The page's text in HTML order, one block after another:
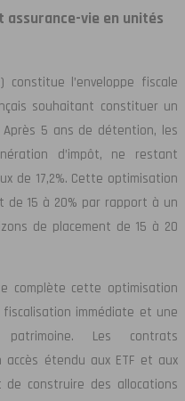
assurance-vie en unités
constitue l’enveloppe fiscale
souhaitant constituer un
5 ans de détention, les
d’impôt, ne restant
de 17,2%. Cette optimisation
15 à 20% par rapport à un
de placement de 15 à 20
complète cette optimisation
immédiate et une
Les contrats
étendu aux ETF et aux
construire des allocations